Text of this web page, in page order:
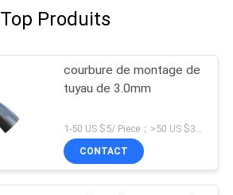
Top Produits
courbure de montage de
tuyau de 3.0mm
1-50 US $5/ Piece；>50 US $3/ Piece MOQ:5 morceaux
CONTACT